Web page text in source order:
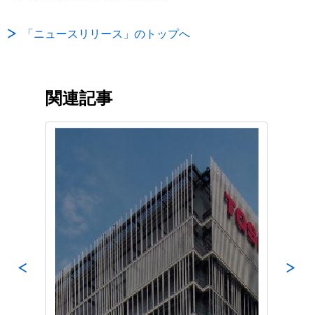
「ニュースリリース」のトップへ
関連記事